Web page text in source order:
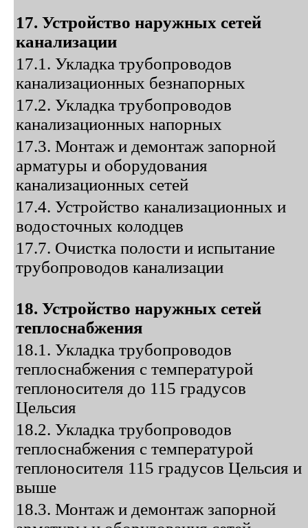
17. Устройство наружных сетей
канализации
17.1. Укладка трубопроводов
канализационных безнапорных
17.2. Укладка трубопроводов
канализационных напорных
17.3. Монтаж и демонтаж запорной
арматуры и оборудования
канализационных сетей
17.4. Устройство канализационных и
водосточных колодцев
17.7. Очистка полости и испытание
трубопроводов канализации
18. Устройство наружных сетей
теплоснабжения
18.1. Укладка трубопроводов
теплоснабжения с температурой
теплоносителя до 115 градусов
Цельсия
18.2. Укладка трубопроводов
теплоснабжения с температурой
теплоносителя 115 градусов Цельсия и
выше
18.3. Монтаж и демонтаж запорной